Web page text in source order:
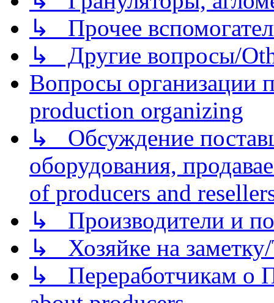
↳ Прочее
↳ Другие вопросы/
Вопросы организации
production organizing
↳ Обсуждение
оборудования,
of producers and
↳ Производители и
↳ Хозяйке на
↳ Переработчикам о